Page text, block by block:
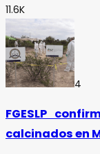
11.6K
4
FGESLP
calcinados en